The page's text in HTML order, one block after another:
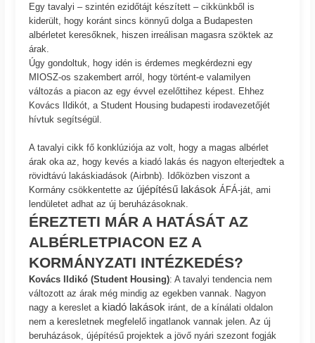
Egy tavalyi – szintén ezidőtájt készített – cikkünkből is
kiderült, hogy koránt sincs könnyű dolga a Budapesten
albérletet keresőknek, hiszen irreálisan magasra szöktek az
árak.
Úgy gondoltuk, hogy idén is érdemes megkérdezni egy
MIOSZ-os szakembert arról, hogy történt-e valamilyen
változás a piacon az egy évvel ezelőttihez képest. Ehhez
Kovács Ildikót, a Student Housing budapesti irodavezetőjét
hívtuk segítségül.
A tavalyi cikk fő konklúziója az volt, hogy a magas albérlet
árak oka az, hogy kevés a kiadó lakás és nagyon elterjedtek a
rövidtávú lakáskiadások (Airbnb). Időközben viszont a
Kormány csökkentette az újépítésű lakások ÁFÁ-ját, ami
lendületet adhat az új beruházásoknak.
ÉREZTETI MÁR A HATÁSÁT AZ
ALBÉRLETPIACON EZ A
KORMÁNYZATI INTÉZKEDÉS?
Kovács Ildikó (Student Housing): A tavalyi tendencia nem
változott az árak még mindig az egekben vannak. Nagyon
nagy a kereslet a kiadó lakások iránt, de a kínálati oldalon
nem a keresletnek megfelelő ingatlanok vannak jelen. Az új
beruházások, újépítésű projektek a jövő nyári szezont fogják